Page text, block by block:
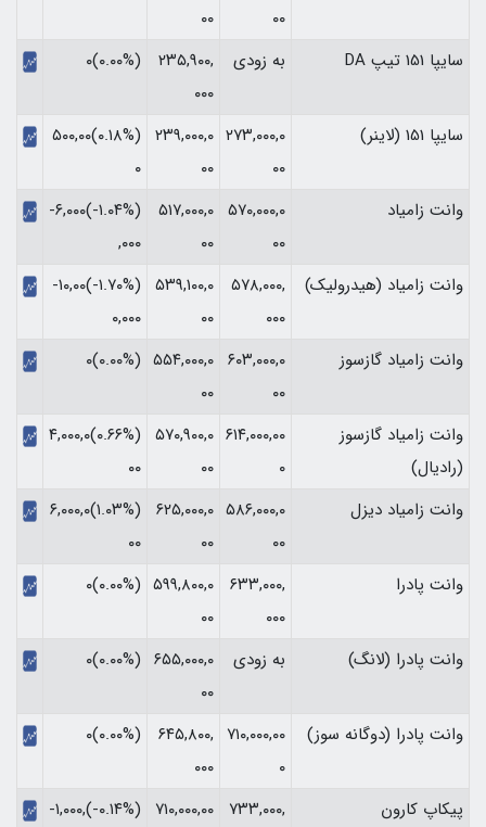
۰۰
۰۰
سایپا 151 تیپ DA به زودی
۲۳۵,۹۰۰,
۰۰۰
(۰.۰۰%)۰
سایپا 151 (لاینر)
۲۷۳,۰۰۰,۰
۰۰
۲۳۹,۰۰۰,۰
۰۰
(‎۰.۱۸%‏)‎۵۰۰,۰۰
۰‏
وانت زامیاد
۵۷۰,۰۰۰,۰
۰۰
۵۱۷,۰۰۰,۰
۰۰
(‎-۱.۰۴%‏)‎-۶,۰۰۰
,۰۰۰‏
وانت زامیاد (هیدرولیک)
۵۷۸,۰۰۰,
۰۰۰
۵۳۹,۱۰۰,۰
۰۰
(‎-۱.۷۰%‏)‎-۱۰,۰۰
۰,۰۰۰‏
وانت زامیاد گازسوز
۶۰۳,۰۰۰,۰
۰۰
۵۵۴,۰۰۰,۰
۰۰
(۰.۰۰%)۰
وانت زامیاد گازسوز
(رادیال)
۶۱۴,۰۰۰,۰۰
۰
۵۷۰,۹۰۰,۰
۰۰
(‎۰.۶۶%‏)‎۴,۰۰۰,۰
۰۰‏
وانت زامیاد دیزل
۵۸۶,۰۰۰,۰
۰۰
۶۲۵,۰۰۰,۰
۰۰
(‎۱.۰۳%‏)‎۶,۰۰۰,۰
۰۰‏
وانت پادرا
۶۳۳,۰۰۰,
۰۰۰
۵۹۹,۸۰۰,۰
۰۰
(۰.۰۰%)۰
وانت پادرا (لانگ) به زودی
۶۵۵,۰۰۰,۰
۰۰
(۰.۰۰%)۰
وانت پادرا (دوگانه سوز)
۷۱۰,۰۰۰,۰۰
۰
۶۴۵,۸۰۰,
۰۰۰
(۰.۰۰%)۰
پیکاپ کارون
۷۳۳,۰۰۰,
۷۱۰,۰۰۰,۰۰
(‎-۰.۱۴%‏)‎-۱,۰۰۰,